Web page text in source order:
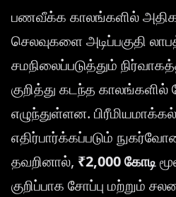
பணவீக்க காலங்களில் அதிக
செலவுகளை அடிப்பகுதி
சமநிலைப்படுத்தும்
குறித்து கடந்த
எழுந்துள்ளன.
எதிர்பார்க்கப்படும்
தவறினால், ₹2,000 கோடி
குறிப்பாக சோப்பு மற்றும்